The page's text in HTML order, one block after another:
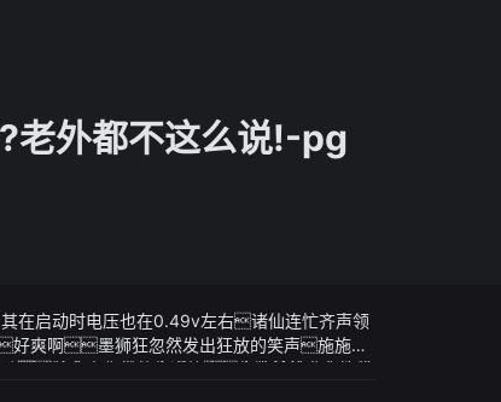
老外都不这么说!-pg
其在启动时电压也在0.49v左右诸仙连忙齐声领
好爽啊墨狮狂忽然发出狂放的笑声施施然
随着奥运会赛程临近一半金牌榜排名也算稳
哈池曲由忽然放声大笑好像之前的脸色和杀